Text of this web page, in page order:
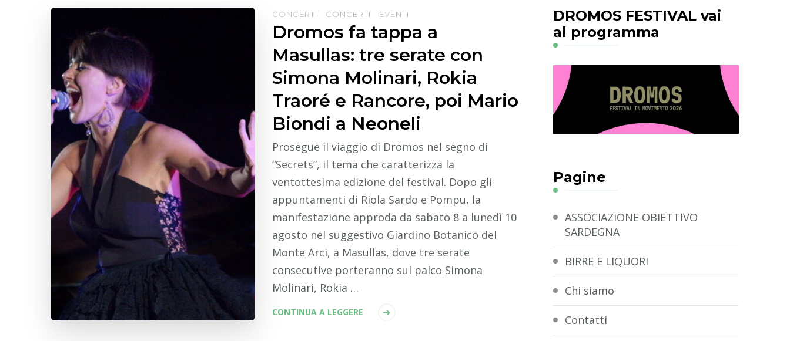
CONCERTI CONCERTI EVENTI
Dromos fa tappa a
Masullas: tre serate con
Simona Molinari, Rokia
Traoré e Rancore, poi Mario
Biondi a Neoneli
Prosegue il viaggio di Dromos nel segno di
“Secrets”, il tema che caratterizza la
ventottesima edizione del festival. Dopo gli
appuntamenti di Riola Sardo e Pompu, la
manifestazione approda da sabato 8 a lunedì 10
agosto nel suggestivo Giardino Botanico del
Monte Arci, a Masullas, dove tre serate
consecutive porteranno sul palco Simona
Molinari, Rokia …
CONTINUA A LEGGERE
DROMOS FESTIVAL vai
al programma
Pagine
ASSOCIAZIONE OBIETTIVO
SARDEGNA
BIRRE E LIQUORI
Chi siamo
Contatti